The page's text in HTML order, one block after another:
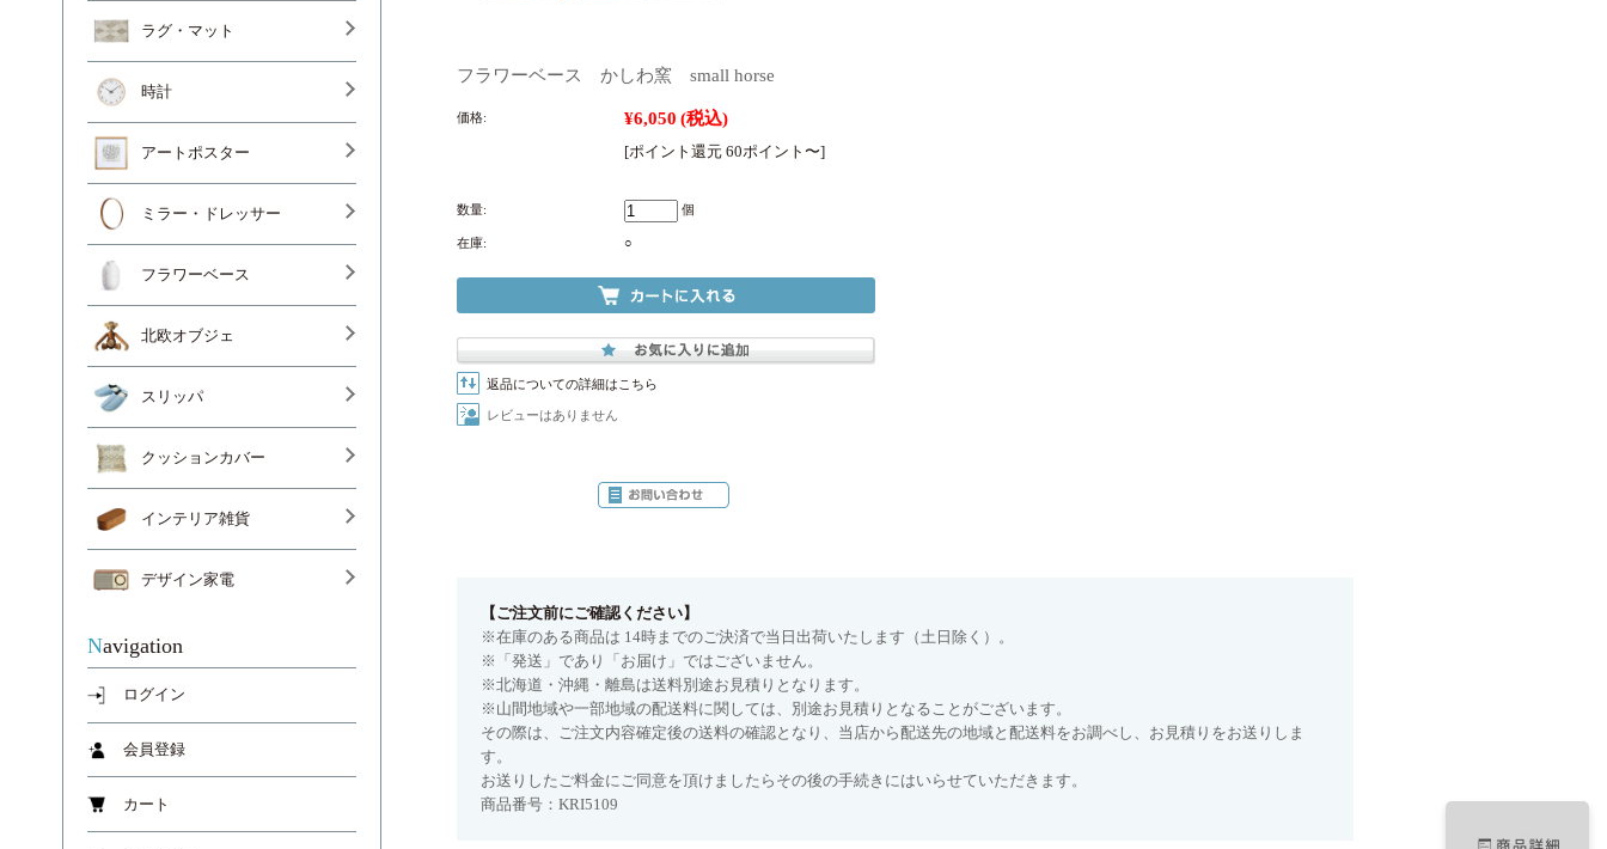
フラワーベース かしわ窯 small horse
価格: ¥6,050 (税込)
[ポイント還元 60ポイント〜]
数量: 個
在庫: ○
返品についての詳細はこちら
レビューはありません
【ご注文前にご確認ください】
※在庫のある商品は 14時までのご決済で当日出荷いたします（土日除く）。
※「発送」であり「お届け」ではございません。
※北海道・沖縄・離島は送料別途お見積りとなります。
※山間地域や一部地域の配送料に関しては、別途お見積りとなることがございます。
その際は、ご注文内容確定後の送料の確認となり、当店から配送先の地域と配送料をお調べし、お見積りをお送りしま
す。
お送りしたご料金にご同意を頂けましたらその後の手続きにはいらせていただきます。
商品番号：KRI5109
ラグ・マット
時計
アートポスター
ミラー・ドレッサー
フラワーベース
北欧オブジェ
スリッパ
クッションカバー
インテリア雑貨
デザイン家電
Navigation
ログイン
会員登録
カート